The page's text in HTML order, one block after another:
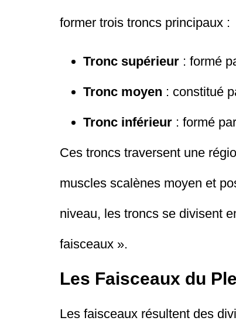
former trois troncs principaux :
Tronc supérieur : formé
Tronc moyen : constitué
Tronc inférieur : formé
Ces troncs traversent une
muscles scalènes moyen et
niveau, les troncs se divisent
faisceaux ».
Les Faisceaux du
Les faisceaux résultent des